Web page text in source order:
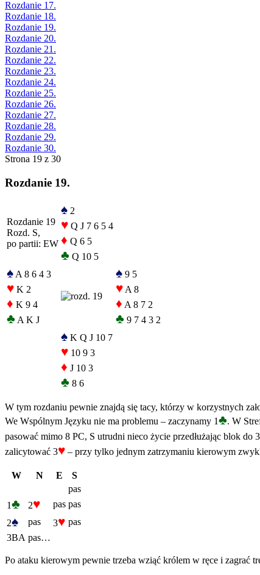
Rozdanie 17.
Rozdanie 18.
Rozdanie 19.
Rozdanie 20.
Rozdanie 21.
Rozdanie 22.
Rozdanie 23.
Rozdanie 24.
Rozdanie 25.
Rozdanie 26.
Rozdanie 27.
Rozdanie 28.
Rozdanie 29.
Rozdanie 30.
Strona 19 z 30
Rozdanie 19.
Rozdanie 19
Rozd. S,
po partii: EW
♠ 2
♥ Q J 7 6 5 4
♦ Q 6 5
♣ Q 10 5
♠ A 8 6 4 3
♥ K 2
♦ K 9 4
♣ A K J
♠ 9 5
♥ A 8
♦ A 8 7 2
♣ 9 7 4 3 2
♠ K Q J 10 7
♥ 10 9 3
♦ J 10 3
♣ 8 6
W tym rozdaniu pewnie znajdą się tacy, którzy w korzystnych
We Wspólnym Języku nie ma problemu – zaczynamy 1♣. W
pasować mimo 8 PC, S utrudni nieco życie przedłużając blok do 3
zalicytować 3♥ – przy tylko jednym zatrzymaniu kierowym
W N E
S
pas
1♣ 2♥ pas pas
2♠ pas 3♥ pas
3BA pas…
Po ataku kierowym pewnie trzeba wziąć królem w ręce i